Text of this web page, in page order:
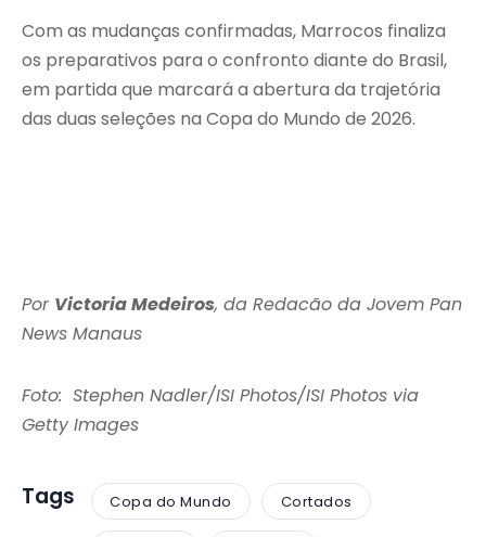
Com as mudanças confirmadas, Marrocos finaliza
os preparativos para o confronto diante do Brasil,
em partida que marcará a abertura da trajetória
das duas seleções na Copa do Mundo de 2026.
Por Victoria Medeiros, da Redacão da Jovem Pan
News Manaus
Foto: Stephen Nadler/ISI Photos/ISI Photos via
Getty Images
Tags Copa do Mundo Cortados